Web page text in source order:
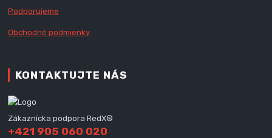
Podporujeme
Obchodné podmienky
KONTAKTUJTE NÁS
Zákaznícka podpora RedX®
+421 905 060 020